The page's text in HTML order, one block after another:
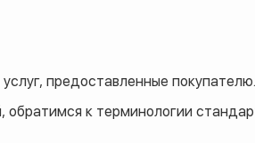
предоставленные покупателю.
к терминологии